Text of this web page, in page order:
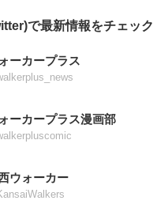
で最新情報をチェック
ーカープラス
ーカープラス漫画部
ウォーカー